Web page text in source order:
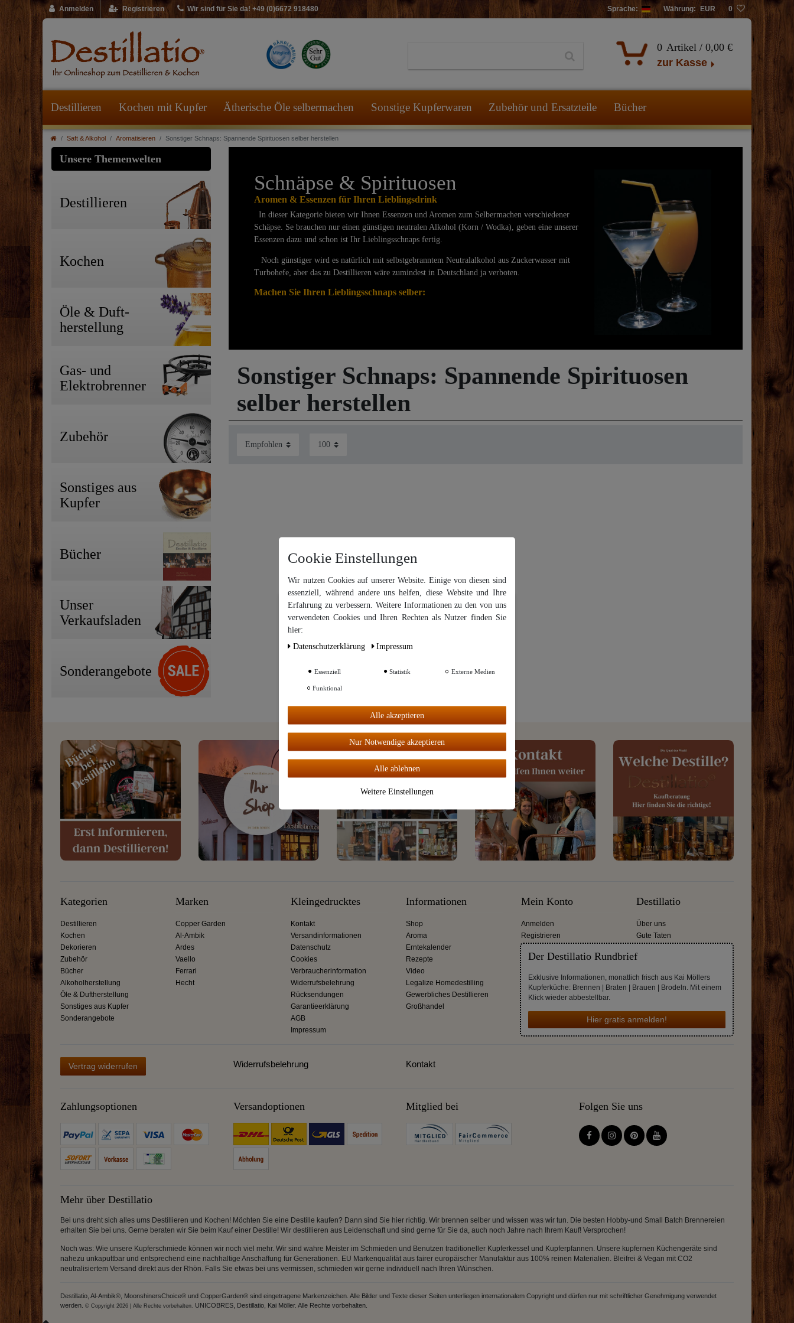
Anmelden Registrieren Wir sind für Sie da! +49 (0)6672 918480 Sprache: Währung: EUR 0
0 Artikel / 0,00 €
zur Kasse
Destillieren Kochen mit Kupfer Ätherische Öle selbermachen Sonstige Kupferwaren Zubehör und Ersatzteile Bücher
Saft & Alkohol Aromatisieren Sonstiger Schnaps: Spannende Spirituosen selber herstellen
Unsere Themenwelten
Destillieren
Kochen
Öle & Duft-
herstellung
Gas- und
Elektrobrenner
Zubehör
Sonstiges aus
Kupfer
Bücher
Unser
Verkaufsladen
Sonderangebote
Schnäpse & Spirituosen
Aromen & Essenzen für Ihren Lieblingsdrink
In dieser Kategorie bieten wir Ihnen Essenzen und Aromen zum Selbermachen verschiedener
Schäpse. Se brauchen nur einen günstigen neutralen Alkohol (Korn / Wodka), geben eine unserer
Essenzen dazu und schon ist Ihr Lieblingsschnaps fertig.
Noch günstiger wird es natürlich mit selbstgebranntem Neutralalkohol aus Zuckerwasser mit
Turbohefe, aber das zu Destillieren wäre zumindest in Deutschland ja verboten.
Machen Sie Ihren Lieblingsschnaps selber:
Sonstiger Schnaps: Spannende Spirituosen
selber herstellen
Kategorien
Destillieren
Kochen
Dekorieren
Zubehör
Bücher
Alkoholherstellung
Öle & Duftherstellung
Sonstiges aus Kupfer
Sonderangebote
Marken
Copper Garden
Al-Ambik
Ardes
Vaello
Ferrari
Hecht
Kleingedrucktes
Kontakt
Versandinformationen
Datenschutz
Cookies
Verbraucherinformation
Widerrufsbelehrung
Rücksendungen
Garantieerklärung
AGB
Impressum
Informationen
Shop
Aroma
Erntekalender
Rezepte
Video
Legalize Homedestilling
Gewerbliches Destillieren
Großhandel
Mein Konto
Anmelden
Registrieren
Destillatio
Über uns
Gute Taten
Der Destillatio Rundbrief
Exklusive Informationen, monatlich frisch aus Kai Möllers
Kupferküche: Brennen | Braten | Brauen | Brodeln. Mit einem
Klick wieder abbestellbar.
Hier gratis anmelden!
Vertrag widerrufen Widerrufsbelehrung Kontakt
Zahlungsoptionen Versandoptionen Mitglied bei Folgen Sie uns
Mehr über Destillatio
Bei uns dreht sich alles ums Destillieren und Kochen! Möchten Sie eine Destille kaufen? Dann sind Sie hier richtig. Wir brennen selber und wissen was wir tun. Die besten Hobby-und Small Batch Brennereien
erhalten Sie bei uns. Gerne beraten wir Sie beim Kauf einer Destille! Wir destillieren aus Leidenschaft und sind gerne für Sie da, auch noch Jahre nach Ihrem Kauf! Versprochen!
Noch was: Wie unsere Kupferschmiede können wir noch viel mehr. Wir sind wahre Meister im Schmieden und Benutzen traditioneller Kupferkessel und Kupferpfannen. Unsere kupfernen Küchengeräte sind
nahezu unkaputtbar und entsprechend eine nachhaltige Anschaffung für Generationen. EU Markenqualität aus fairer europäischer Manufaktur aus 100% reinen Materialien. Bleifrei & Vegan mit CO2
neutralisiertem Versand direkt aus der Rhön. Falls Sie etwas bei uns vermissen, schmieden wir gerne individuell nach Ihren Wünschen.
Destillatio, Al-Ambik®, MoonshinersChoice® und CopperGarden® sind eingetragene Markenzeichen. Alle Bilder und Texte dieser Seiten unterliegen internationalem Copyright und dürfen nur mit schriftlicher Genehmigung verwendet
werden. © Copyright 2026 | Alle Rechte vorbehalten. UNICOBRES, Destillatio, Kai Möller. Alle Rechte vorbehalten.
Wir nutzen Cookies auf unserer Website. Einige von diesen sind
essenziell, während andere uns helfen, diese Website und Ihre
Erfahrung zu verbessern. Weitere Informationen zu den von uns
unsererDaten­schutz­erklärungund unserem
Alle
akzeptiere
n
Cookie Einstellungen
Wir nutzen Cookies auf unserer Website. Einige von diesen sind
essenziell, während andere uns helfen, diese Website und Ihre
Erfahrung zu verbessern. Weitere Informationen zu den von uns
verwendeten Cookies und Ihren Rechten als Nutzer finden Sie
hier:
Daten­schutz­erklärung
Impressum
Essenziell Statistik Externe Medien
Funktional
Alle akzeptieren
Nur Notwendige akzeptieren
Alle ablehnen
Weitere Einstellungen